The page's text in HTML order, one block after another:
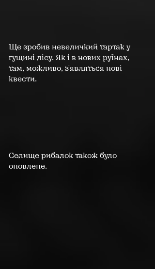
Ще зробив невеличкий тартак у
гущині лісу. Як і в нових руїнах,
там, можливо, з'являться нові
квести.
Селище рибалок також було
оновлене.